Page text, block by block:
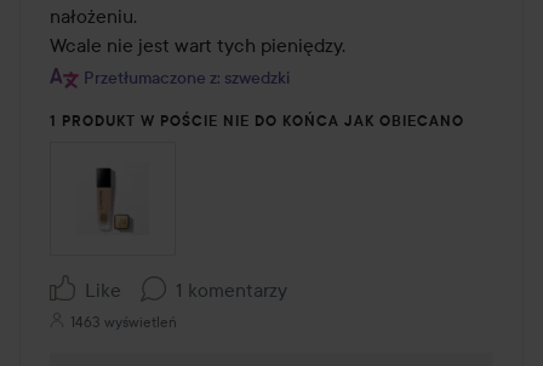
nałożeniu.
Wcale nie jest wart tych pieniędzy.
Przetłumaczone z: szwedzki
1 PRODUKT W POŚCIE NIE DO KOŃCA JAK OBIECANO
Like 1 komentarzy
1463 wyświetleń